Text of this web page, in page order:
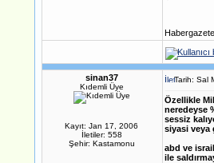
sinan37
Kıdemli Üye
Kayıt: Jan 17, 2006
İletiler: 558
Şehir: Kastamonu
Tarih: Sal
Özellikle
neredeyse
sessiz
siyasi veya
abd ve
ile